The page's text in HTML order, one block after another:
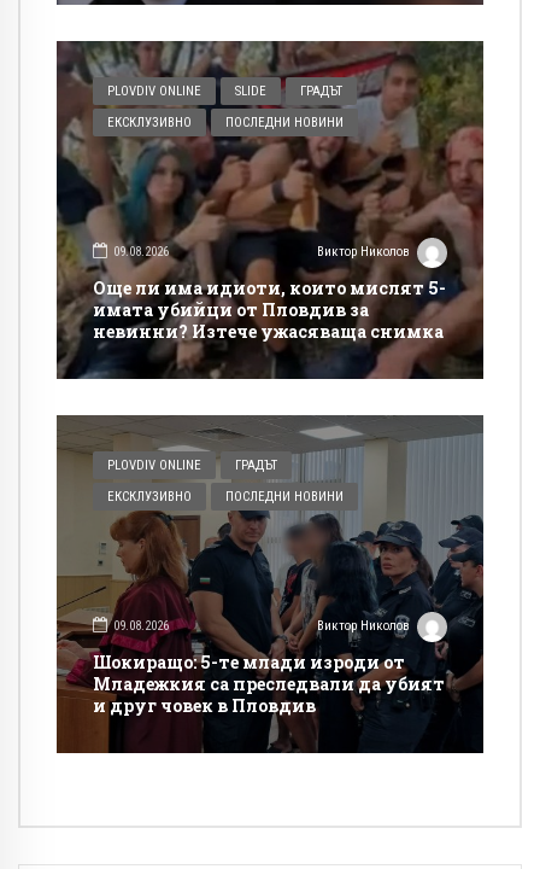
PLOVDIV ONLINE SLIDE ГРАДЪТ
ЕКСКЛУЗИВНО ПОСЛЕДНИ НОВИНИ
09.08.2026 Виктор Николов
Още ли има идиоти, които мислят 5-
имата убийци от Пловдив за
невинни? Изтече ужасяваща снимка
PLOVDIV ONLINE ГРАДЪТ
ЕКСКЛУЗИВНО ПОСЛЕДНИ НОВИНИ
09.08.2026 Виктор Николов
Шокиращо: 5-те млади изроди от
Младежкия са преследвали да убият
и друг човек в Пловдив